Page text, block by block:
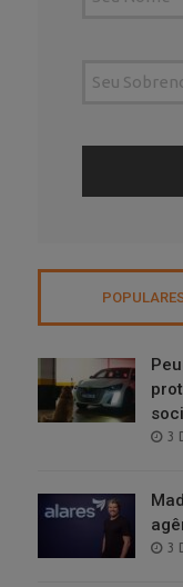
3
3